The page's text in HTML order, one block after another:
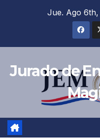
Jue. Ago 6th,
Jurado de